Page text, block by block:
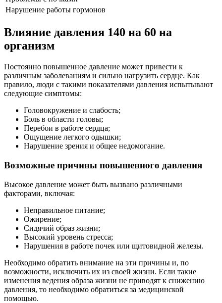
Нарушение работы гормонов
Влияние давления 140 на 60 на
организм
Постоянно повышенное давление может привести к
различным заболеваниям и сильно нагрузить сердце. Как
правило, люди с такими показателями давления испытывают
следующие симптомы:
Головокружение и слабость;
Боль в области головы;
Перебои в работе сердца;
Ощущение легкого одышки;
Нарушение зрения и общее недомогание.
Возможные причины повышенного давления
Высокое давление может быть вызвано различными
факторами, включая:
Неправильное питание;
Ожирение;
Сидячий образ жизни;
Высокий уровень стресса;
Нарушения в работе почек или щитовидной железы.
Необходимо обратить внимание на эти причины и, по
возможности, исключить их из своей жизни. Если такие
изменения ведения образа жизни не приводят к снижению
давления, то необходимо обратиться за медицинской
помощью.